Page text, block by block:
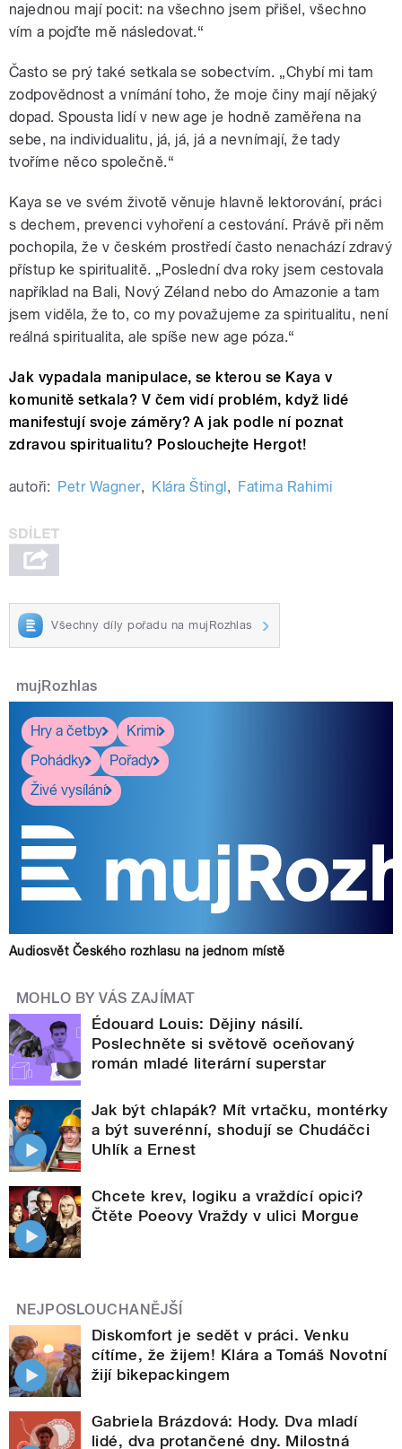
najednou mají pocit: na všechno jsem přišel, všechno
vím a pojďte mě následovat.“
Často se prý také setkala se sobectvím. „Chybí mi tam
zodpovědnost a vnímání toho, že moje činy mají nějaký
dopad. Spousta lidí v new age je hodně zaměřena na
sebe, na individualitu, já, já, já a nevnímají, že tady
tvoříme něco společně.“
Kaya se ve svém životě věnuje hlavně lektorování, práci
s dechem, prevenci vyhoření a cestování. Právě při něm
pochopila, že v českém prostředí často nenachází zdravý
přístup ke spiritualitě. „Poslední dva roky jsem cestovala
například na Bali, Nový Zéland nebo do Amazonie a tam
jsem viděla, že to, co my považujeme za spiritualitu, není
reálná spiritualita, ale spíše new age póza.“
Jak vypadala manipulace, se kterou se Kaya v
komunitě setkala? V čem vidí problém, když lidé
manifestují svoje záměry? A jak podle ní poznat
zdravou spiritualitu? Poslouchejte Hergot!
autoři: Petr Wagner, Klára Štingl , Fatima Rahimi
Všechny díly pořadu na mujRozhlas
mujRozhlas
Hry a četby
Krimi
Pohádky
Pořady
Živé vysílání
Audiosvět Českého rozhlasu na jednom místě
MOHLO BY VÁS ZAJÍMAT
Édouard Louis: Dějiny násilí.
Poslechněte si světově oceňovaný
román mladé literární superstar
Jak být chlapák? Mít vrtačku, montérky
a být suverénní, shodují se Chudáčci
Uhlík a Ernest
Chcete krev, logiku a vraždící opici?
Čtěte Poeovy Vraždy v ulici Morgue
NEJPOSLOUCHANĚJŠÍ
Diskomfort je sedět v práci. Venku
cítíme, že žijem! Klára a Tomáš Novotní
žijí bikepackingem
Gabriela Brázdová: Hody. Dva mladí
lidé, dva protančené dny. Milostná